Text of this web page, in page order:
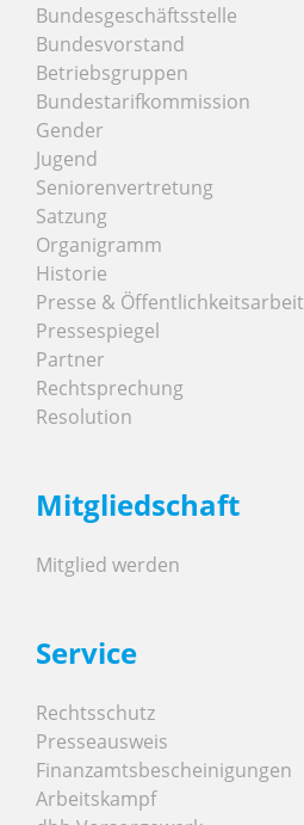
Bundesgeschäftsstelle
Bundesvorstand
Betriebsgruppen
Bundestarifkommission
Gender
Jugend
Seniorenvertretung
Satzung
Organigramm
Historie
Presse & Öffentlichkeitsarbeit
Pressespiegel
Partner
Rechtsprechung
Resolution
Mitgliedschaft
Mitglied werden
Service
Rechtsschutz
Presseausweis
Finanzamtsbescheinigungen
Arbeitskampf